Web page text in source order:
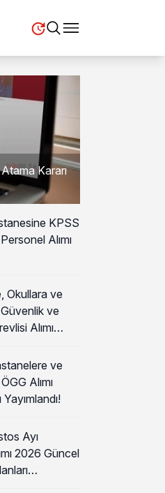
Kararı
KPSS
Alımı
Okullara ve
ve
Alımı
ve
Alımı
Ayı
2026 Güncel